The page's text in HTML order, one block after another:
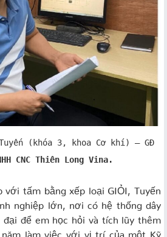
Tuyến (khóa 3, khoa Cơ khí) – GĐ
CNC Thiên Long Vina.
với tấm bằng xếp loại GIỎI, Tuyến
nghiệp lớn, nơi có hệ thống dây
đại để em học hỏi và tích lũy thêm
năm làm việc với vị trí của một Kỹ